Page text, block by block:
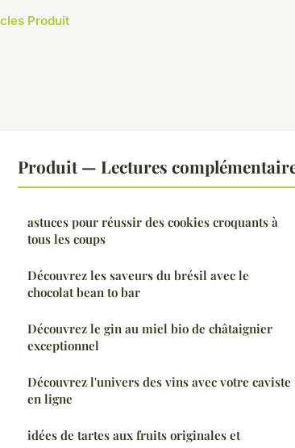
Produit
Produit — Lectures
astuces pour réussir des cookies croquants à
tous les coups
Découvrez les saveurs du brésil avec le
chocolat bean to bar
Découvrez le gin au miel bio de châtaignier
exceptionnel
Découvrez l'univers des vins avec votre caviste
en ligne
idées de tartes aux fruits originales et